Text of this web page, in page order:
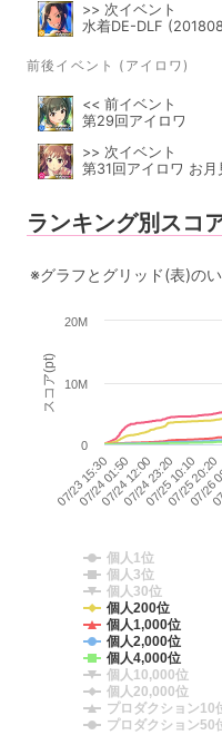
>> 次イベント
水着DE-DLF
前後イベント (アイロワ)
<< 前イベント
第29回アイロワ
>> 次イベント
第31回アイロワ お月
ランキング別スコ
※グラフとグリッド(表)の
スコア(pt)
07/23 15:30
07/24 01:50
07/24 12:00
07/24 23:20
07/25 10:10
07/25 20:20
07/
0
10M
20M
個人1位
個人3位
個人30位
個人200位
個人1,000位
個人2,000位
個人4,000位
個人10,000位
個人20,000位
プロダクション10
プロダクション50